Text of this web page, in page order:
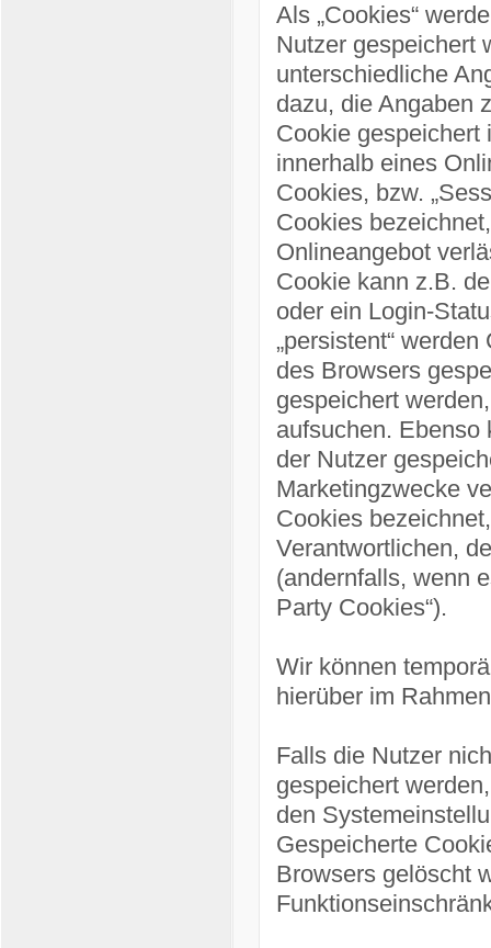
Als „Cookies“
Nutzer gespeichert
unterschiedliche
dazu, die Angaben
Cookie gespeichert
innerhalb eines
Cookies, bzw.
Cookies
Onlineangebot
Cookie kann z.B.
oder ein Login-
„persistent“
des Browsers
gespeichert
aufsuchen. Ebenso
der Nutzer
Marketingzwecke
Cookies
Verantwortlichen,
(andernfalls, wenn
Party Cookies“).
Wir können
hierüber im
Falls die Nutzer
gespeichert
den
Gespeicherte
Browsers gelöscht